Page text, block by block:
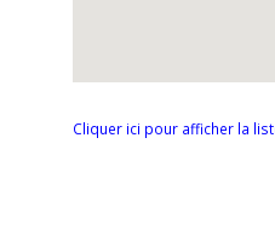
Cliquer ici pour afficher la